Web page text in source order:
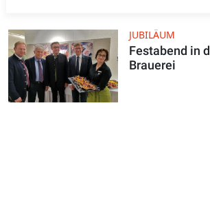
JUBILÄUM
Festabend in
Brauerei